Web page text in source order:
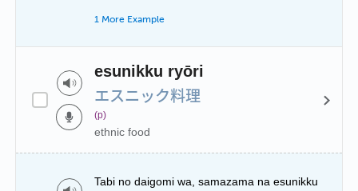
1 More Example
esunikku ryōri
エスニック料理
(p)
ethnic food
Tabi no daigomi wa, samazama na esunikku